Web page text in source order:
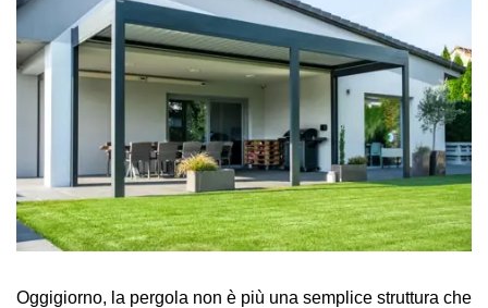
Oggigiorno, la pergola non è più una semplice struttura che